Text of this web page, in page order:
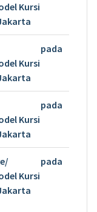
Kursi
pada
Kursi
pada
Kursi
pada
Kursi